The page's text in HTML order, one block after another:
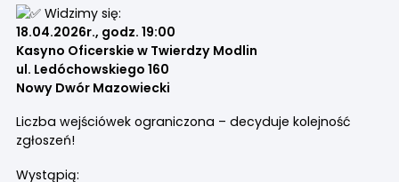
Widzimy się:
18.04.2026r., godz. 19:00
Kasyno Oficerskie w Twierdzy Modlin
ul. Ledóchowskiego 160
Nowy Dwór Mazowiecki
Liczba wejściówek ograniczona – decyduje kolejność
zgłoszeń!
Wystąpią: